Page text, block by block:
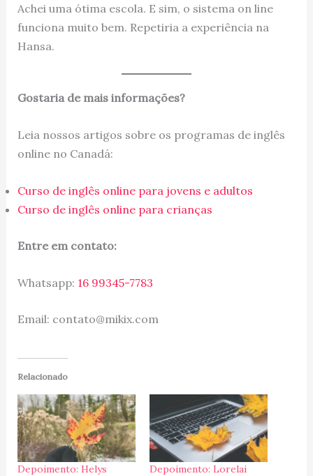
Achei uma ótima escola. E sim, o sistema on line
funciona muito bem. Repetiria a experiência na
Hansa.
Gostaria de mais informações?
Leia nossos artigos sobre os programas de inglês
online no Canadá:
Curso de inglês online para jovens e adultos
Curso de inglês online para crianças
Entre em contato:
Whatsapp: 16 99345-7783
Email: contato@mikix.com
Relacionado
Depoimento: Helys
Depoimento: Lorelai